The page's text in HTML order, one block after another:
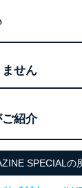
せん
紹介
SPECIALの